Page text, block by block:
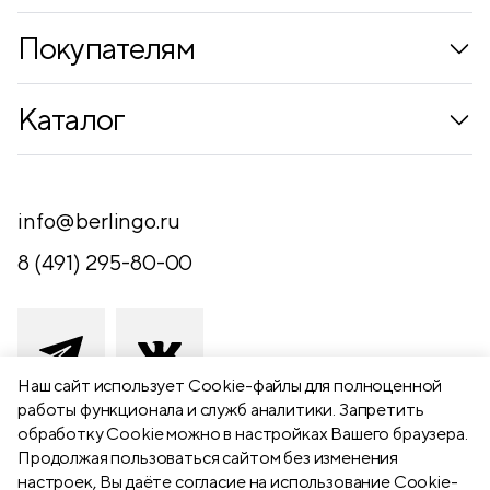
Наш сайт использует Сookie-файлы для полноценной
работы функционала и служб аналитики. Запретить
обработку Cookie можно в настройках Вашего браузера.
Продолжая пользоваться сайтом без изменения
настроек, Вы даёте согласие на использование Cookie-
Покупателям
Контакты
Обратная связь
Каталог
Письменные принадлежности
Канцелярские принадлежности
Чертежные принадлежности
Хобби и творчество
Презентационное оборудование
Школьный текстиль
info@berlingo.ru
8 (491) 295-80-00
391111 Рязанская обл., Рыбновский р-
н,